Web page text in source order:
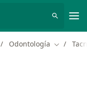
Odontología Cambiar